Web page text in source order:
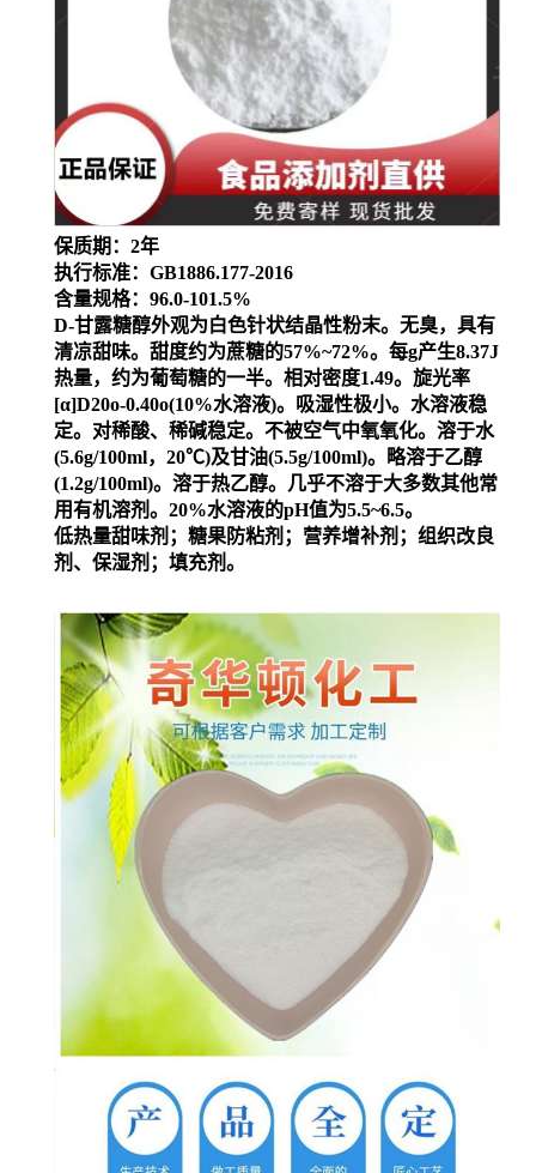
保质期：2年
执行标准：GB1886.177-2016
含量规格：96.0-101.5%
D-甘露糖醇外观为白色针状结晶性粉末。无臭，具有
清凉甜味。甜度约为蔗糖的57%~72%。每g产生8.37J
热量，约为葡萄糖的一半。相对密度1.49。旋光率
[α]D20o-0.40o(10%水溶液)。吸湿性极小。水溶液稳
定。对稀酸、稀碱稳定。不被空气中氧氧化。溶于水
(5.6g/100ml，20℃)及甘油(5.5g/100ml)。略溶于乙醇
(1.2g/100ml)。溶于热乙醇。几乎不溶于大多数其他常
用有机溶剂。20%水溶液的pH值为5.5~6.5。
低热量甜味剂；糖果防粘剂；营养增补剂；组织改良
剂、保湿剂；填充剂。